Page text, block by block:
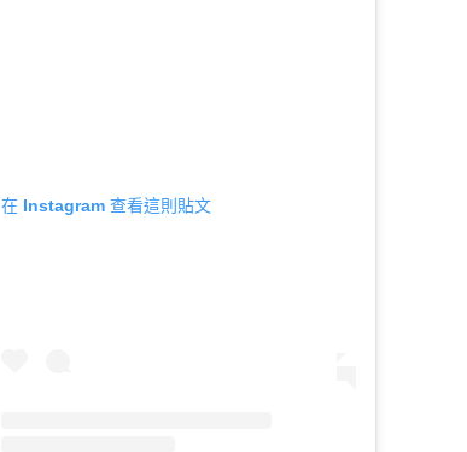
在 Instagram 查看這則貼文